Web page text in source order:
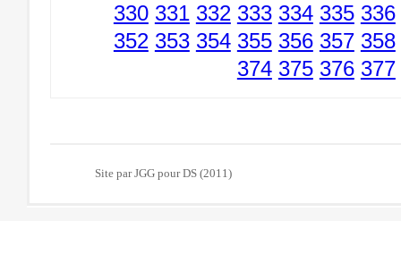
330 331 332 333 334 335 336
352 353 354 355 356 357 358
374 375 376 377
Site par JGG pour DS (2011)